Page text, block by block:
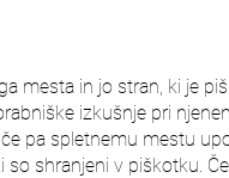
mesta in jo stran, ki je
izkušnje pri
pa spletnemu mestu
shranjeni v piškotku.